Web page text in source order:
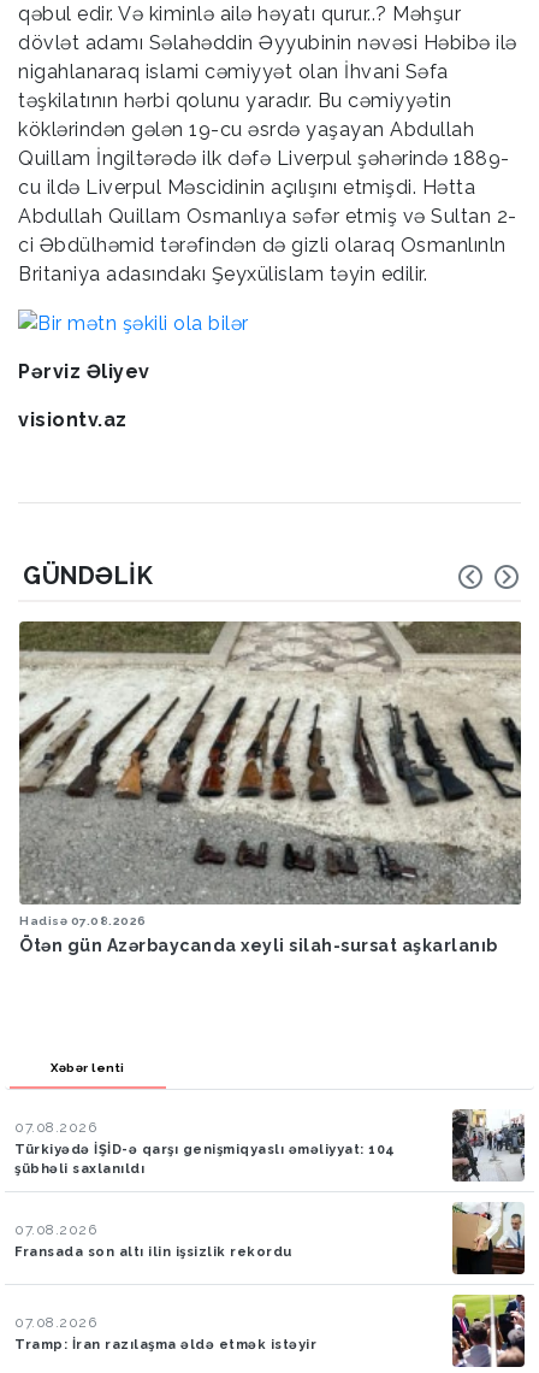
qəbul edir. Və kiminlə ailə həyatı qurur..? Məhşur
dövlət adamı Səlahəddin Əyyubinin nəvəsi Həbibə ilə
nigahlanaraq islami cəmiyyət olan İhvani Səfa
təşkilatının hərbi qolunu yaradır. Bu cəmiyyətin
köklərindən gələn 19-cu əsrdə yaşayan Abdullah
Quillam İngiltərədə ilk dəfə Liverpul şəhərində 1889-
cu ildə Liverpul Məscidinin açılışını etmişdi. Hətta
Abdullah Quillam Osmanlıya səfər etmiş və Sultan 2-
ci Əbdülhəmid tərəfindən də gizli olaraq Osmanlınln
Britaniya adasındakı Şeyxülislam təyin edilir.
Pərviz Əliyev
visiontv.az
GÜNDƏLIK
Hadisə 07.08.2026
Ötən gün Azərbaycanda xeyli silah-sursat aşkarlanıb
Xəbər lenti
07.08.2026
Türkiyədə İŞİD-ə qarşı genişmiqyaslı əməliyyat: 104
şübhəli saxlanıldı
07.08.2026
Fransada son altı ilin işsizlik rekordu
07.08.2026
Tramp: İran razılaşma əldə etmək istəyir